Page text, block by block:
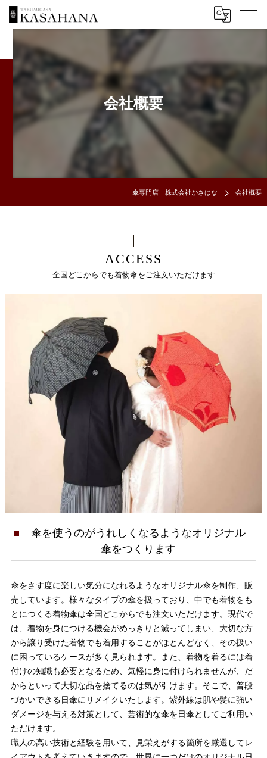
会社概要
傘専門店 株式会社かさはな 会社概要
全国どこからでも着物傘をご注文いただけます
ACCESS
傘を使うのがうれしくなるようなオリジナル
傘をつくります
傘をさす度に楽しい気分になれるようなオリジナル傘を制作、販
売しています。様々なタイプの傘を扱っており、中でも着物をも
とにつくる着物傘は全国どこからでも注文いただけます。現代で
は、着物を身につける機会がめっきりと減ってしまい、大切な方
から譲り受けた着物でも着用することがほとんどなく、その扱い
に困っているケースが多く見られます。また、着物を着るには着
付けの知識も必要となるため、気軽に身に付けられませんが、だ
からといって大切な品を捨てるのは気が引けます。そこで、普段
づかいできる日傘にリメイクいたします。紫外線は肌や髪に強い
ダメージを与える対策として、芸術的な傘を日傘としてご利用い
ただけます。
職人の高い技術と経験を用いて、見栄えがする箇所を厳選してレ